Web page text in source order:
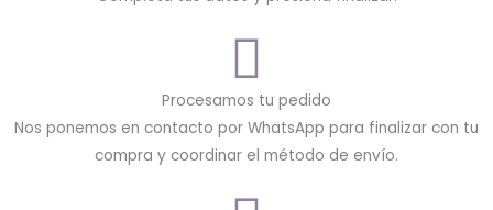
Procesamos tu pedido
Nos ponemos en contacto por WhatsApp para finalizar con tu
compra y coordinar el método de envío.